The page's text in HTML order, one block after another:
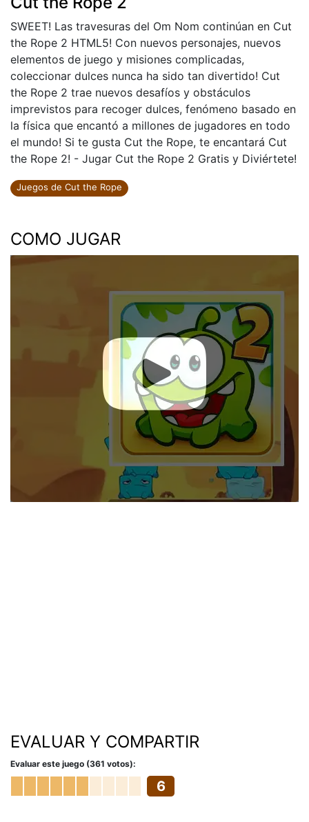
SWEET! Las travesuras del Om Nom continúan en Cut
the Rope 2 HTML5! Con nuevos personajes, nuevos
elementos de juego y misiones complicadas,
coleccionar dulces nunca ha sido tan divertido! Cut
the Rope 2 trae nuevos desafíos y obstáculos
imprevistos para recoger dulces, fenómeno basado en
la física que encantó a millones de jugadores en todo
el mundo! Si te gusta Cut the Rope, te encantará Cut
the Rope 2! - Jugar Cut the Rope 2 Gratis y Diviértete!
Juegos de Cut the Rope
COMO JUGAR
EVALUAR Y COMPARTIR
Evaluar este juego (361 votos):
6